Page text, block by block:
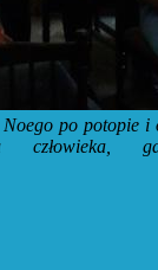
po potopie